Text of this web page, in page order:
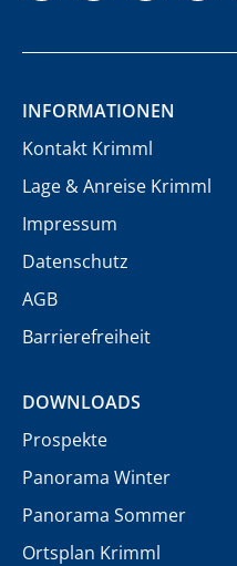
INFORMATIONEN
Kontakt Krimml
Lage & Anreise Krimml
Impressum
Datenschutz
AGB
Barrierefreiheit
DOWNLOADS
Prospekte
Panorama Winter
Panorama Sommer
Ortsplan Krimml